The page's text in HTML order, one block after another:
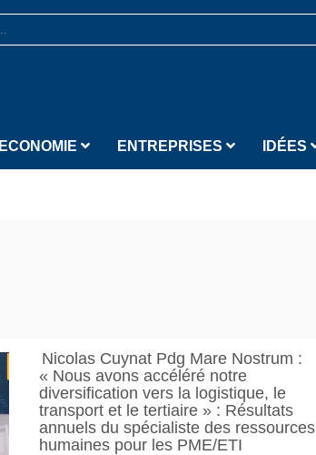
ECONOMIE ENTREPRISES IDÉES
Nicolas Cuynat Pdg Mare Nostrum :
« Nous avons accéléré notre
diversification vers la logistique, le
transport et le tertiaire » : Résultats
annuels du spécialiste des ressources
humaines pour les PME/ETI